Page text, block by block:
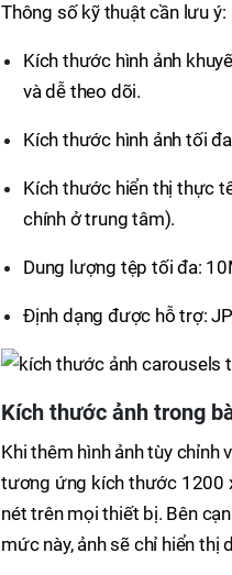
Thông số kỹ thuật cần lưu ý:
Kích thước hình ảnh
và dễ theo dõi.
Kích thước hình ảnh tối
Kích thước hiển thị thực
chính ở trung tâm).
Dung lượng tệp tối đa:
Định dạng được hỗ trợ:
Kích thước ảnh trong
Khi thêm hình ảnh tùy chỉnh
tương ứng kích thước 1200
nét trên mọi thiết bị. Bên
mức này, ảnh sẽ chỉ hiển thị